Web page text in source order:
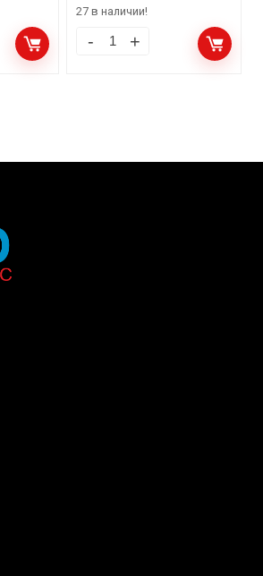
27 в наличии!